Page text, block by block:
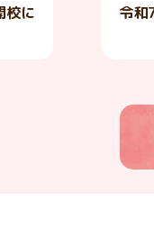
校に
令和